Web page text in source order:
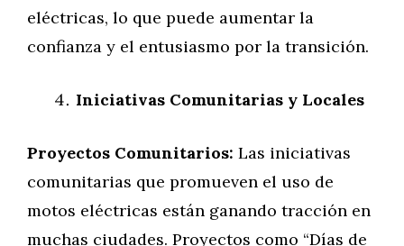
eléctricas, lo que puede aumentar la
confianza y el entusiasmo por la transición.
Iniciativas Comunitarias y Locales
Proyectos Comunitarios: Las iniciativas
comunitarias que promueven el uso de
motos eléctricas están ganando tracción en
muchas ciudades. Proyectos como “Días de